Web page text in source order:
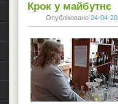
Крок у майбутнє
Опубліковано 24-04-